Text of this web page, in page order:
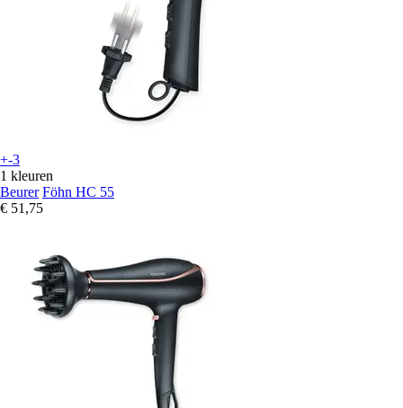
+-3
1 kleuren
Beurer Föhn HC 55
€ 51,75